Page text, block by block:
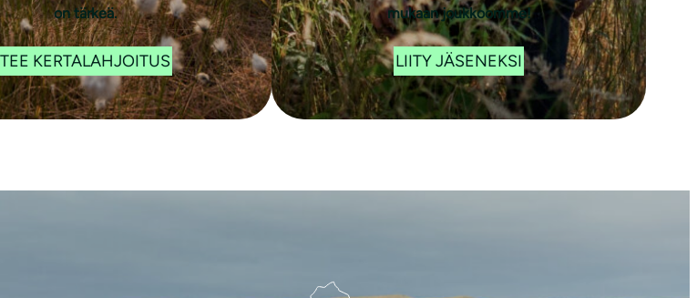
on tärkeä.
TEE KERTALAHJOITUS
mukaan joukkoomme!
LIITY JÄSENEKSI